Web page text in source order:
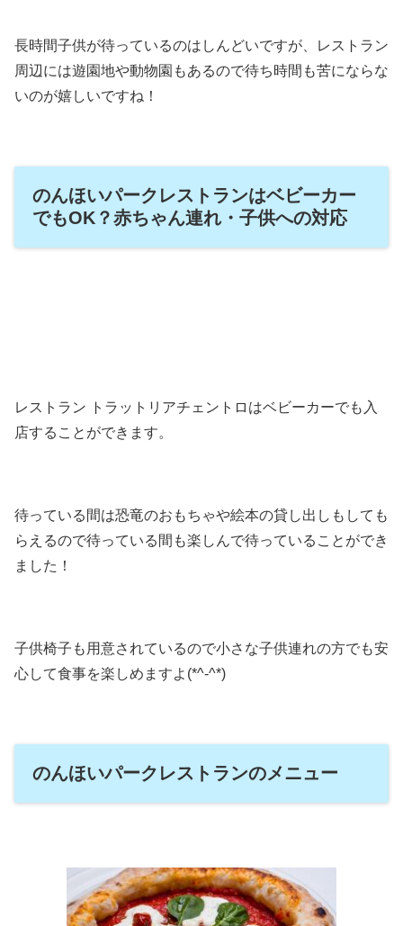
長時間子供が待っているのはしんどいですが、レストラン
周辺には遊園地や動物園もあるので待ち時間も苦にならな
いのが嬉しいですね！
のんほいパークレストランはベビーカー
でもOK？赤ちゃん連れ・子供への対応
レストラン トラットリアチェントロはベビーカーでも入
店することができます。
待っている間は恐竜のおもちゃや絵本の貸し出しもしても
らえるので待っている間も楽しんで待っていることができ
ました！
子供椅子も用意されているので小さな子供連れの方でも安
心して食事を楽しめますよ(*^-^*)
のんほいパークレストランのメニュー